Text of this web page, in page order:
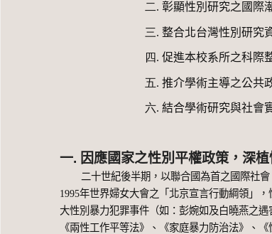
二.彰顯性別研究之國際
三.整合北台灣性別研究
四.促進本校系所之科際
五.推介學術主導之公共
六.結合學術研究與社會
一. 因應國家之性別平權政策，深
二十世紀後半期，以聯合國為首之國際社
1995年世界婦女大會之「北京宣言行動綱領」
大性別暴力犯罪事件（如：彭婉如及白曉燕之
《兩性工作平等法》、《家庭暴力防治法》、